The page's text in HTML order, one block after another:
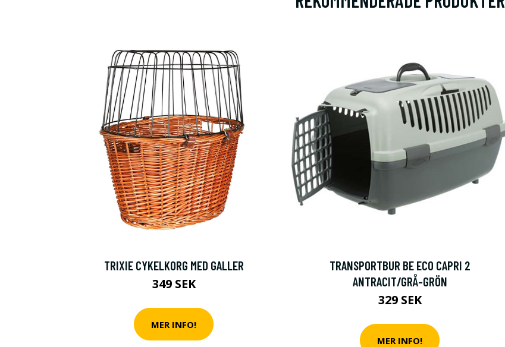
TRIXIE CYKELKORG MED GALLER
349 SEK
MER INFO!
TRANSPORTBUR BE ECO CAPRI 2
ANTRACIT/GRÅ-GRÖN
329 SEK
MER INFO!
Fynda hos oss!
SPANA IN VÅR OUTLET MED OSLAGBART LÅGA PRISER PÅ
PRODUKTER FÖR DITT HUSDJUR!
SE VÅR OUTLET